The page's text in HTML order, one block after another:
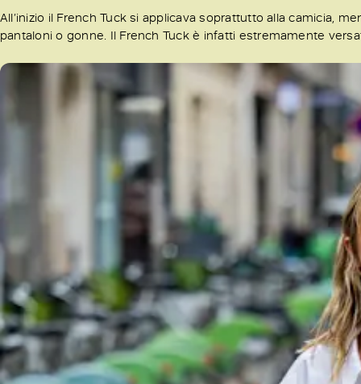
All’inizio il French Tuck si applicava soprattutto alla camicia,
pantaloni o gonne. Il French Tuck è infatti estremamente